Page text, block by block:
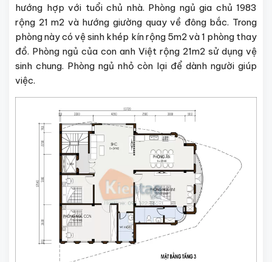
hướng hợp với tuổi chủ nhà. Phòng ngủ gia chủ 1983
rộng 21 m2 và hướng giường quay về đông bắc. Trong
phòng này có vệ sinh khép kín rộng 5m2 và 1 phòng thay
đồ. Phòng ngủ của con anh Việt rộng 21m2 sử dụng vệ
sinh chung. Phòng ngủ nhỏ còn lại để dành người giúp
việc.